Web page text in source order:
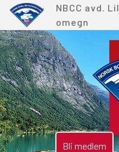
NBCC avd.
omegn
Bli medlem